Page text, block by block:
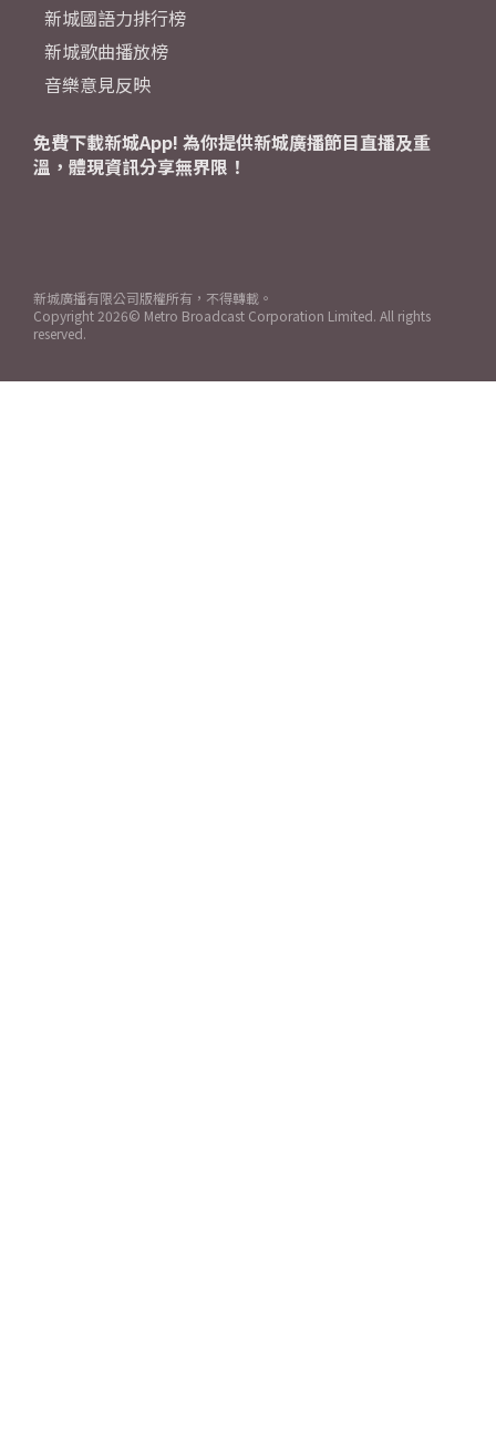
新城國語力排行榜
新城歌曲播放榜
音樂意見反映
免費下載新城App! 為你提供新城廣播節目直播及重
溫，體現資訊分享無界限！
新城廣播有限公司版權所有，不得轉載。
Copyright 2026© Metro Broadcast Corporation Limited. All rights
reserved.